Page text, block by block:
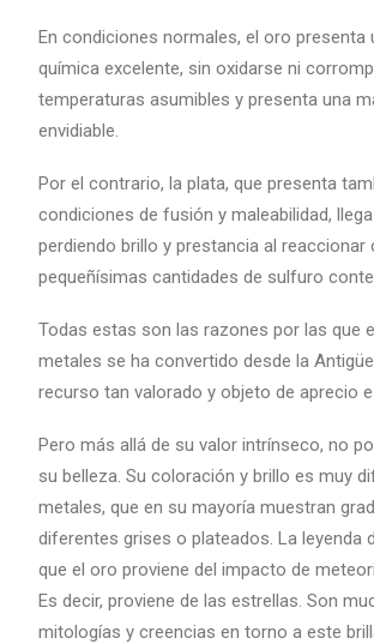
En condiciones normales, el oro presenta
química excelente, sin oxidarse ni
temperaturas asumibles y presenta una
envidiable.
Por el contrario, la plata, que presenta
condiciones de fusión y maleabilidad,
perdiendo brillo y prestancia al reaccionar
pequeñísimas cantidades de sulfuro
Todas estas son las razones por las que
metales se ha convertido desde la
recurso tan valorado y objeto de aprecio
Pero más allá de su valor intrínseco, no
su belleza. Su coloración y brillo es muy
metales, que en su mayoría muestran
diferentes grises o plateados. La leyenda
que el oro proviene del impacto de
Es decir, proviene de las estrellas. Son
mitologías y creencias en torno a este